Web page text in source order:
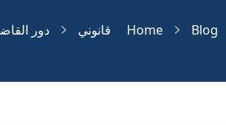
Home Blog قانوني دور